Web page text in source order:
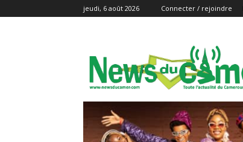
jeudi, 6 août 2026 Connecter / rejoindre